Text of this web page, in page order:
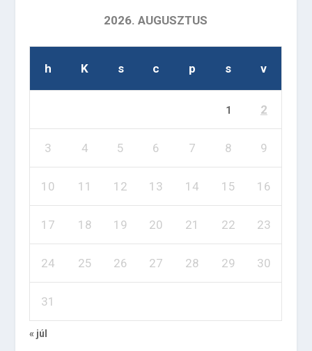
2026. AUGUSZTUS
h K s c p s v
1 2
3 4 5 6 7 8 9
10 11 12 13 14 15 16
17 18 19 20 21 22 23
24 25 26 27 28 29 30
31
« júl